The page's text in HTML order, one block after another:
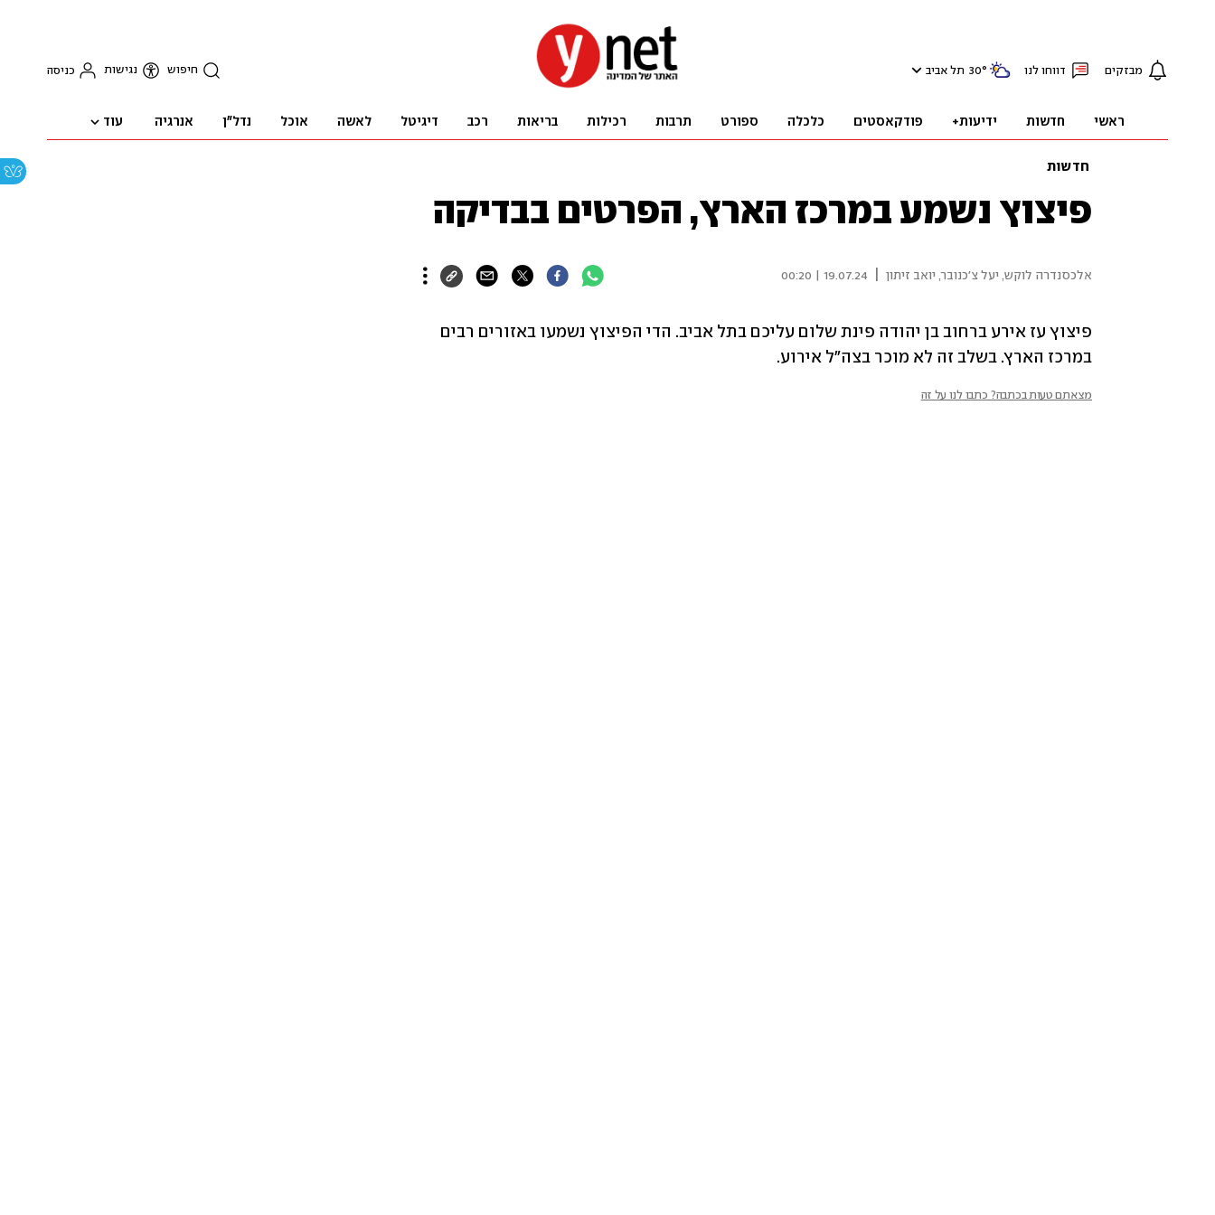
מבזקים דווחו לנו 30° תל אביב חיפוש נגישות כניסה
ראשי חדשות ידיעות+ פודקאסטים כלכלה ספורט תרבות רכילות בריאות רכב דיגיטל לאשה אוכל נדל"ן אנרגיה עוד
חדשות
פיצוץ נשמע במרכז הארץ, הפרטים בבדיקה
אלכסנדרה לוקש יעל צ'כנובר, יואב זיתון 19.07.24 | 00:20
במרכז הארץ. בשלב זה לא מוכר בצה"ל אירוע.
מצאתם טעות בכתבה? כתבו לנו על זה